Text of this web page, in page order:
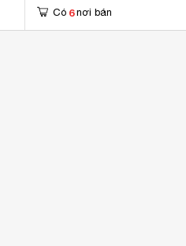
Có 6 nơi bán